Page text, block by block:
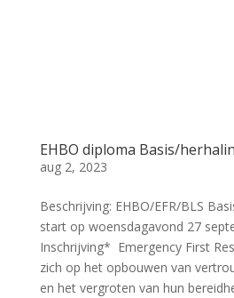
EHBO diploma Basis/
aug 2, 2023
Beschrijving: EHBO/EFR/BLS
start op woensdagavond 27
Inschrijving* Emergency First
zich op het opbouwen van
en het vergroten van hun